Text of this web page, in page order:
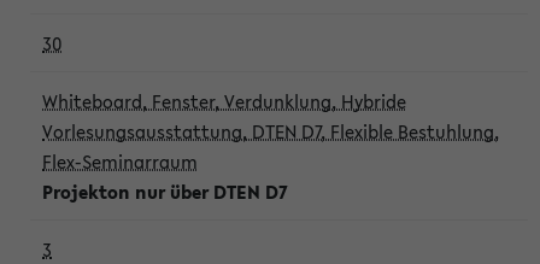
30
Whiteboard, Fenster, Verdunklung, Hybride
Vorlesungsausstattung, DTEN D7, Flexible Bestuhlung,
Flex-Seminarraum
Projekton nur über DTEN D7
3